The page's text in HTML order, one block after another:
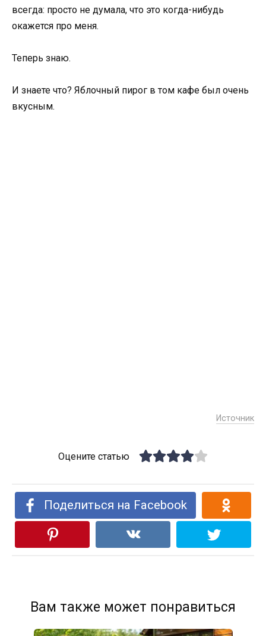
всегда: просто не думала, что это когда-нибудь
окажется про меня.
Теперь знаю.
И знаете что? Яблочный пирог в том кафе был очень
вкусным.
Источник
Оцените статью
Поделиться на Facebook
Вам также может понравиться